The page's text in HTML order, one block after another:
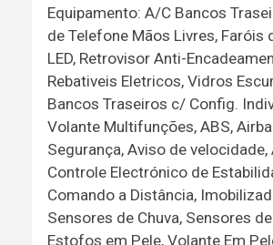
Equipamento: A/C Bancos
de Telefone Mãos Livres, Faróis
LED, Retrovisor Anti-
Rebativeis Eletricos, Vidros
Bancos Traseiros c/ Config.
Volante Multifunções, ABS,
Segurança, Aviso de
Controle Electrónico de
Comando a Distância,
Sensores de Chuva, Sensores
Estofos em Pele, Volante Em